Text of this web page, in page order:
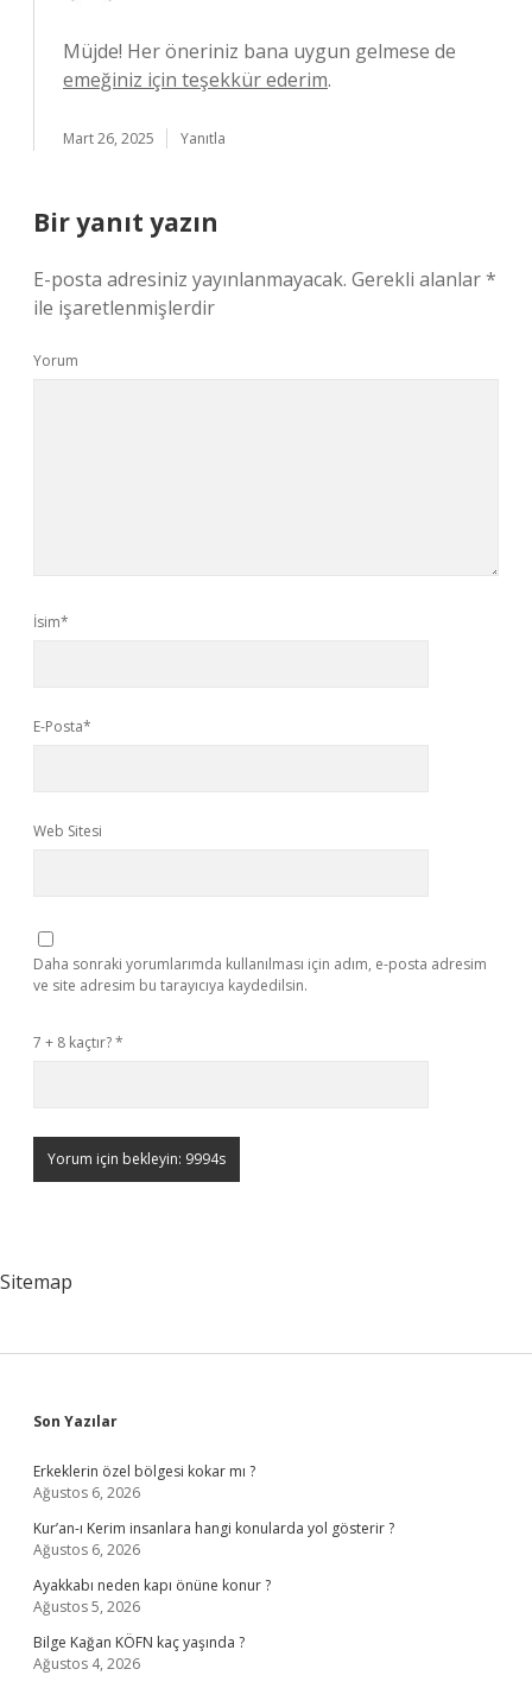
Müjde! Her öneriniz bana uygun gelmese de
emeğiniz için teşekkür ederim.
Mart 26, 2025 Yanıtla
Bir yanıt yazın
E-posta adresiniz yayınlanmayacak. Gerekli alanlar*
ile işaretlenmişlerdir
Yorum
İsim*
E-Posta*
Web Sitesi
Daha sonraki yorumlarımda kullanılması için adım, e-posta adresim
ve site adresim bu tarayıcıya kaydedilsin.
7 + 8 kaçtır?*
Sitemap
Sidebar
Son Yazılar
Erkeklerin özel bölgesi kokar mı ?
Ağustos 6, 2026
Kur’an-ı Kerim insanlara hangi konularda yol gösterir ?
Ağustos 6, 2026
Ayakkabı neden kapı önüne konur ?
Ağustos 5, 2026
Bilge Kağan KÖFN kaç yaşında ?
Ağustos 4, 2026